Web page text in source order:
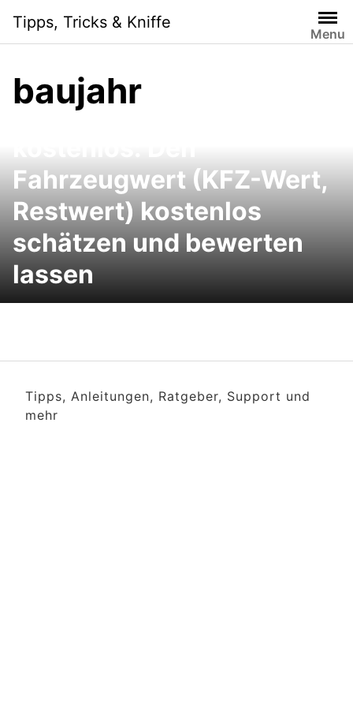
content
Tipps, Tricks & Kniffe
Menu
baujahr
Schwacke Wertermittlung
Fahrzeugwert (KFZ-Wert,
Restwert) kostenlos
schätzen und bewerten
lassen
Tipps, Anleitungen, Ratgeber, Support und
mehr